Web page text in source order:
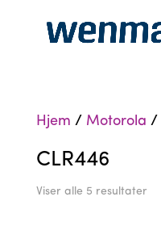
Hjem / Motorola /
CLR446
Viser alle 5 resultater